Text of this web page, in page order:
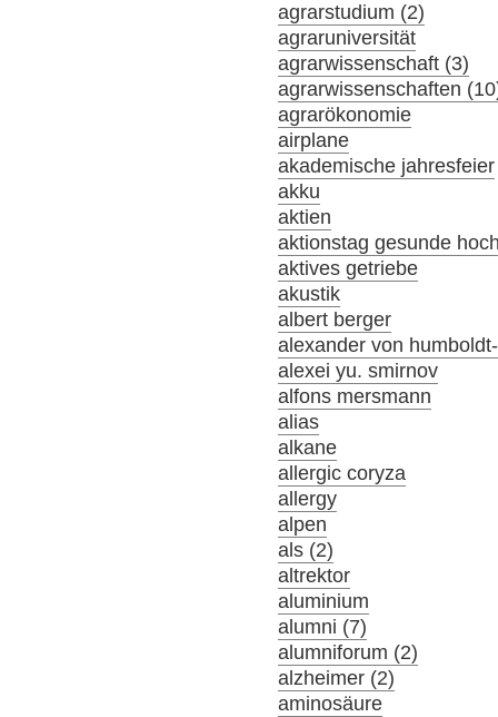
agrarstudium (2)
agraruniversität
agrarwissenschaft (3)
agrarwissenschaften
agrarökonomie
airplane
akademische jahresfeier
akku
aktien
aktionstag gesunde
aktives getriebe
akustik
albert berger
alexander von
alexei yu. smirnov
alfons mersmann
alias
alkane
allergic coryza
allergy
alpen
als (2)
altrektor
aluminium
alumni (7)
alumniforum (2)
alzheimer (2)
aminosäure